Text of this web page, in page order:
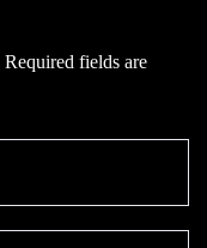
Required fields are